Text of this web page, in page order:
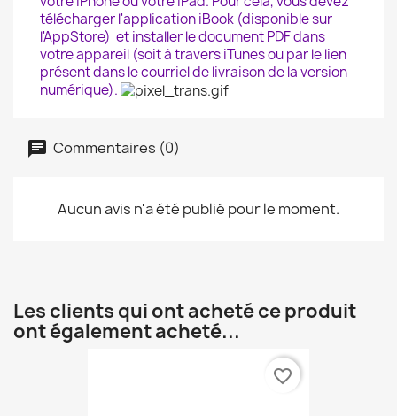
télécharger l'application iBook (disponible sur
l'AppStore) et installer le document PDF dans
votre appareil (soit à travers iTunes ou par le lien
présent dans le courriel de livraison de la version
numérique).
Commentaires (0)
Aucun avis n'a été publié pour le moment.
Les clients qui ont acheté ce produit
ont également acheté...
favorite_border